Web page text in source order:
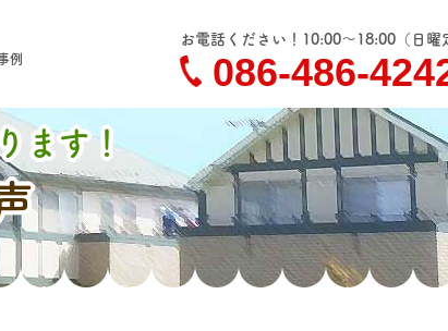
例
お電話ください！10:00～18:00 （日
086-486-
ます！